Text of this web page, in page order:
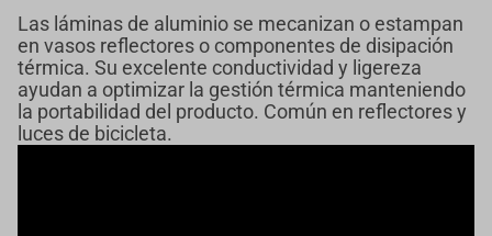
Las láminas de aluminio se mecanizan o estampan
en vasos reflectores o componentes de disipación
térmica. Su excelente conductividad y ligereza
ayudan a optimizar la gestión térmica manteniendo
la portabilidad del producto. Común en reflectores y
luces de bicicleta.